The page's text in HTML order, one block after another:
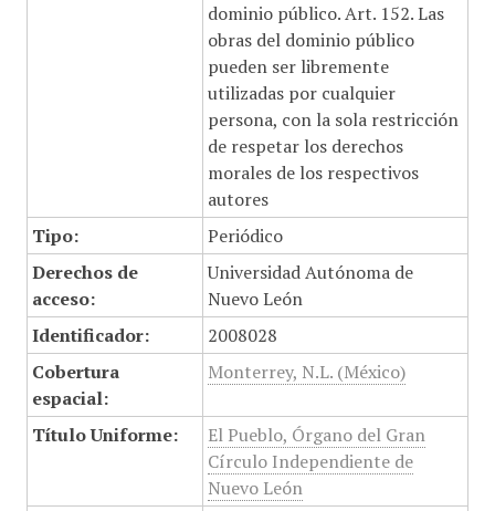
dominio público. Art. 152. Las
obras del dominio público
pueden ser libremente
utilizadas por cualquier
persona, con la sola restricción
de respetar los derechos
morales de los respectivos
autores
Tipo:
Periódico
Derechos de
acceso:
Universidad Autónoma de
Nuevo León
Identificador:
2008028
Cobertura
espacial:
Monterrey, N.L. (México)
Título Uniforme:
El Pueblo, Órgano del Gran
Círculo Independiente de
Nuevo León